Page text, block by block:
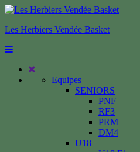
Les Herbiers Vendée Basket
Equipes
SENIORS
PNF
RF3
PRM
DM4
U18